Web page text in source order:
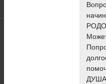
ДУША